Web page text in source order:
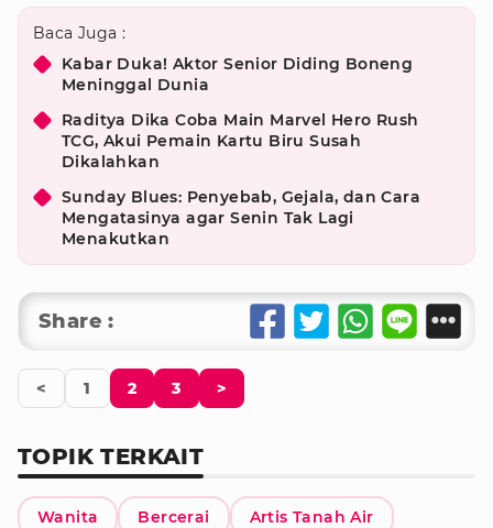
Baca Juga :
Kabar Duka! Aktor Senior Diding Boneng
Meninggal Dunia
Raditya Dika Coba Main Marvel Hero Rush
TCG, Akui Pemain Kartu Biru Susah
Dikalahkan
Sunday Blues: Penyebab, Gejala, dan Cara
Mengatasinya agar Senin Tak Lagi
Menakutkan
Share :
< 1 2 3 >
TOPIK TERKAIT
Wanita Bercerai Artis Tanah Air